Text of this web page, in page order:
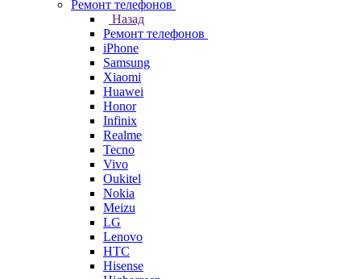
Ремонт телефонов
Назад
Ремонт телефонов
iPhone
Samsung
Xiaomi
Huawei
Honor
Infinix
Realme
Tecno
Vivo
Oukitel
Nokia
Meizu
LG
Lenovo
HTC
Hisense